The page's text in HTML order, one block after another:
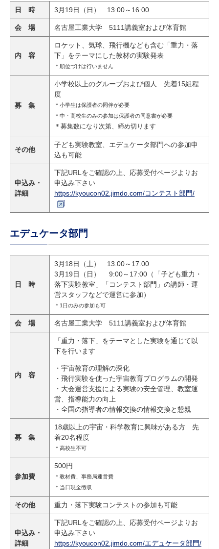
日 時 3月19日（日） 13:00～16:00
会 場 名古屋工業大学 5111講義室および体育館
内 容
ロケット、気球、飛行機なども含む「重力・落
下」をテーマにした教材の実験発表
＊順位づけは行いません
募 集
小学校以上のグループおよび個人 先着15組程
度
＊小学生は保護者の同伴が必要
＊中・高校生のみの参加は保護者の同意書が必要
＊募集数になり次第、締め切ります
その他
子ども実験教室、エデュケータ部門への参加申
込も可能
申込み・
詳細
下記URLをご確認の上、応募受付ページよりお
申込み下さい
https://kyoucon02.jimdo.com/コンテスト部門/
エデュケータ部門
日 時
3月18日（土） 13:00～17:00
3月19日（日） 9:00～17:00（
「子ども重力・
落下実験教室」「コンテスト部門」の講師・運
営スタッフなどで運営に参加）
＊1日のみの参加も可
会 場 名古屋工業大学 5111講義室および体育館
内 容
「重力・落下」をテーマとした実験を通じて以
下を行います
・宇宙教育の理解の深化
・飛行実験を使った宇宙教育プログラムの開発
・大会運営支援による実験の安全管理、教室運
営、指導能力の向上
・全国の指導者の情報交換の情報交換と懇親
募 集
18歳以上の宇宙・科学教育に興味がある方 先
着20名程度
＊高校生不可
参加費
500円
＊ 教材費、事務局運営費
＊当日現金徴収
その他 重力・落下実験コンテストの参加も可能
申込み・
詳細
下記URLをご確認の上、応募受付ページよりお
申込み下さい
https://kyoucon02.jimdo.com/エデュケータ部門/